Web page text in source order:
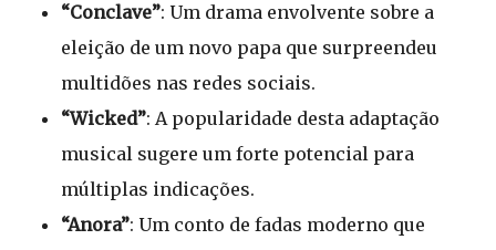
“Conclave”: Um drama envolvente sobre a
eleição de um novo papa que surpreendeu
multidões nas redes sociais.
“Wicked”: A popularidade desta adaptação
musical sugere um forte potencial para
múltiplas indicações.
“Anora”: Um conto de fadas moderno que